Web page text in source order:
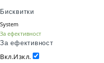
Бисквитки
System
За ефективност
За ефективност
Вкл.Изкл.